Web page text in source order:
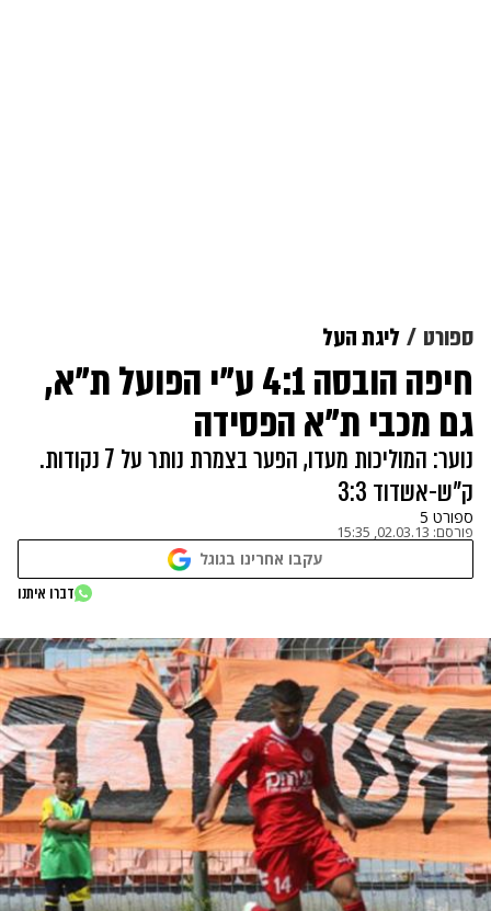
ספורט ליגת העל
חיפה הובסה 4:1 ע"י הפועל ת"א,
גם מכבי ת"א הפסידה
נוער: המוליכות מעדו, הפער בצמרת נותר על 7 נקודות.
ק"ש-אשדוד 3:3
ספורט 5
פורסם: 02.03.13, 15:35
עקבו אחרינו בגוגל
דברו איתנו